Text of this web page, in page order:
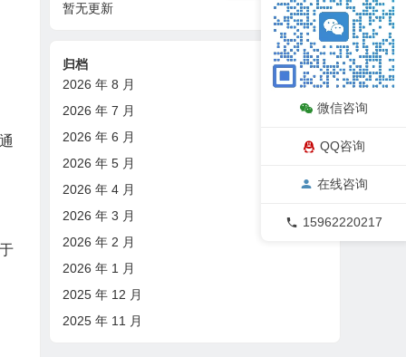
08/07
暂无更新
归档
2026 年 8 月
2026 年 7 月
2026 年 6 月
2026 年 5 月
2026 年 4 月
2026 年 3 月
2026 年 2 月
2026 年 1 月
2025 年 12 月
2025 年 11 月
微信咨询
QQ咨询
在线咨询
15962220217